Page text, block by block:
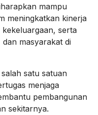
mampu
meningkatkan kinerja
serta
masyarakat di
satu satuan
menjaga
pembangunan
sekitarnya.